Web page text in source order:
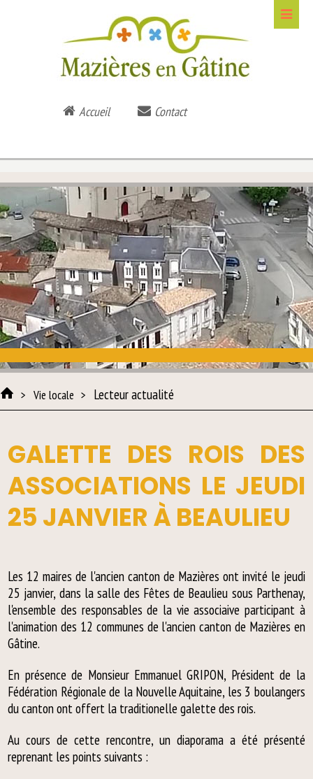
Accueil Contact
Vie locale Lecteur actualité
GALETTE DES ROIS DES
ASSOCIATIONS LE JEUDI
25 JANVIER À BEAULIEU
Les 12 maires de l'ancien canton de Mazières ont invité le jeudi
25 janvier, dans la salle des Fêtes de Beaulieu sous Parthenay,
l'ensemble des responsables de la vie associaive participant à
l'animation des 12 communes de l'ancien canton de Mazières en
Gâtine.
En présence de Monsieur Emmanuel GRIPON, Président de la
Fédération Régionale de la Nouvelle Aquitaine, les 3 boulangers
du canton ont offert la traditionelle galette des rois.
Au cours de cette rencontre, un diaporama a été présenté
reprenant les points suivants :